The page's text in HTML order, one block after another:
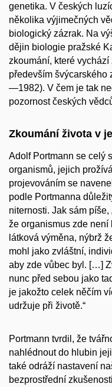
genetika. V českých
několika výjimečných
biologický zázrak. Na
dějin biologie pražské
zkoumání, které
především švýcarského
—1982). V čem je tak
pozornost českých
Zkoumání života v
Adolf Portmann se celý
organismů, jejich
projevováním se
podle Portmanna
niternosti. Jak sám
že organismus zde není
látková výměna, nýbrž
mohl jako zvláštní,
aby zde vůbec byl. […]
nunc před sebou jako
je jakožto celek něčím
udržuje při životě.“
Portmann tvrdil, že
nahlédnout do hlubin
také odráží nastavení
bezprostřední